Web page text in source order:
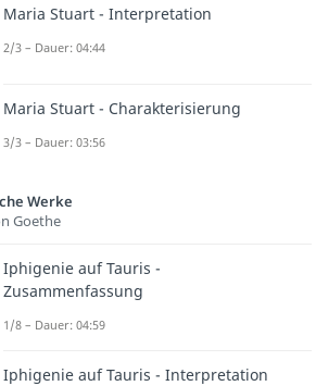
Maria Stuart - Interpretation
2/3 – Dauer: 04:44
Maria Stuart - Charakterisierung
3/3 – Dauer: 03:56
Werke
Goethe
Iphigenie auf Tauris -
Zusammenfassung
1/8 – Dauer: 04:59
Iphigenie auf Tauris - Interpretation